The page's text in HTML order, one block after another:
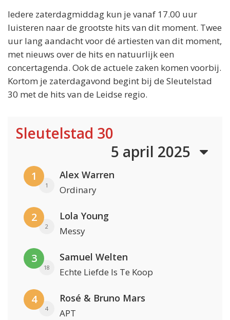
Iedere zaterdagmiddag kun je vanaf 17.00 uur
luisteren naar de grootste hits van dit moment. Twee
uur lang aandacht voor dé artiesten van dit moment,
met nieuws over de hits en natuurlijk een
concertagenda. Ook de actuele zaken komen voorbij.
Kortom je zaterdagavond begint bij de Sleutelstad
30 met de hits van de Leidse regio.
Sleutelstad 30
5 april 2025
1
1
Alex Warren
Ordinary
2
2
Lola Young
Messy
3
18
Samuel Welten
Echte Liefde Is Te Koop
4
4
Rosé & Bruno Mars
APT